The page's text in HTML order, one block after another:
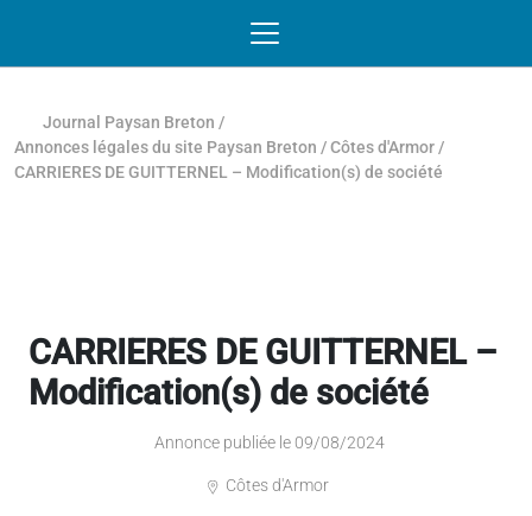
Journal Paysan Breton /
Annonces légales du site Paysan Breton /Côtes d'Armor /
CARRIERES DE GUITTERNEL – Modification(s) de société
CARRIERES DE GUITTERNEL –
Modification(s) de société
Annonce publiée le 09/08/2024
Côtes d'Armor